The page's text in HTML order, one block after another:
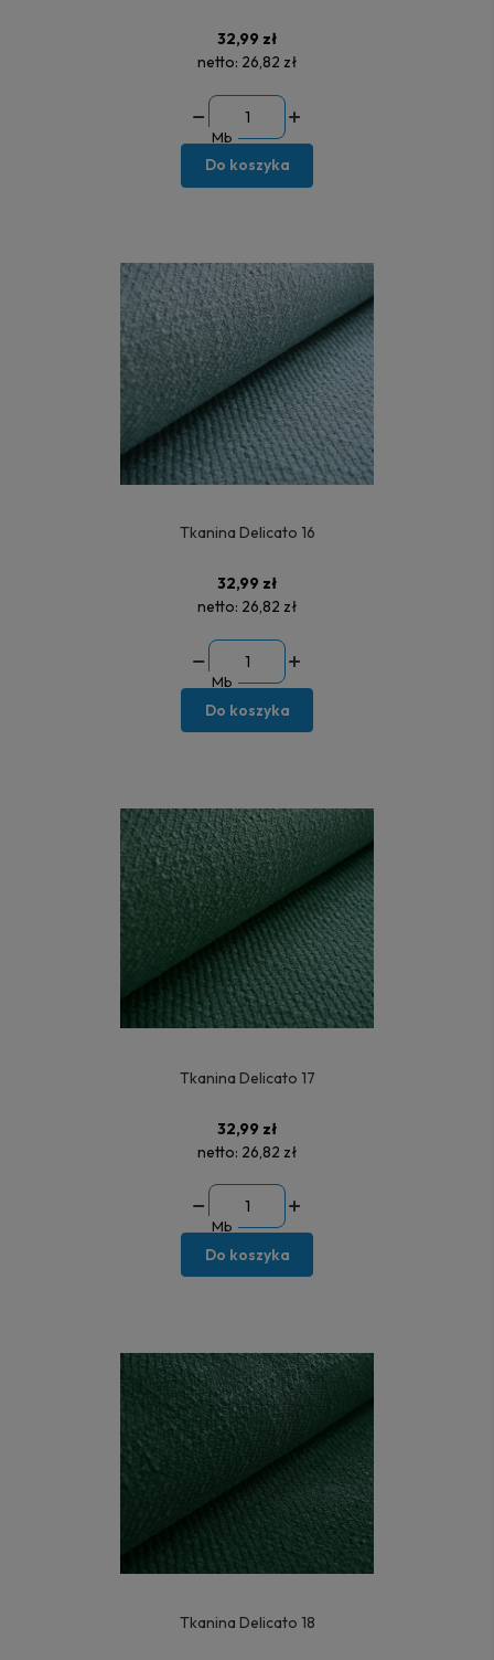
32,99 zł
netto: 26,82 zł
Mb
Do koszyka
Tkanina Delicato 16
32,99 zł
netto: 26,82 zł
Mb
Do koszyka
Tkanina Delicato 17
32,99 zł
netto: 26,82 zł
Mb
Do koszyka
Tkanina Delicato 18